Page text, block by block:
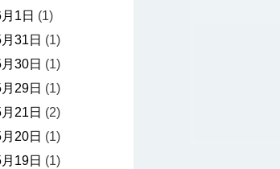
1日 (1)
31日 (1)
30日 (1)
29日 (1)
21日 (2)
20日 (1)
19日 (1)